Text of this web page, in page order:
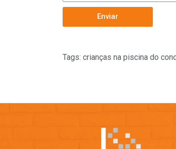
Enviar
Tags: crianças na piscina do